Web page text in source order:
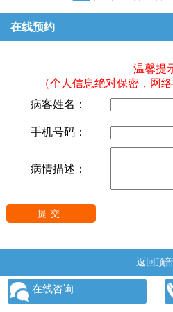
在线预约
温馨提
（个人信息绝对保密，网
病客姓名：
手机号码：
病情描述：
返回顶
在线咨询